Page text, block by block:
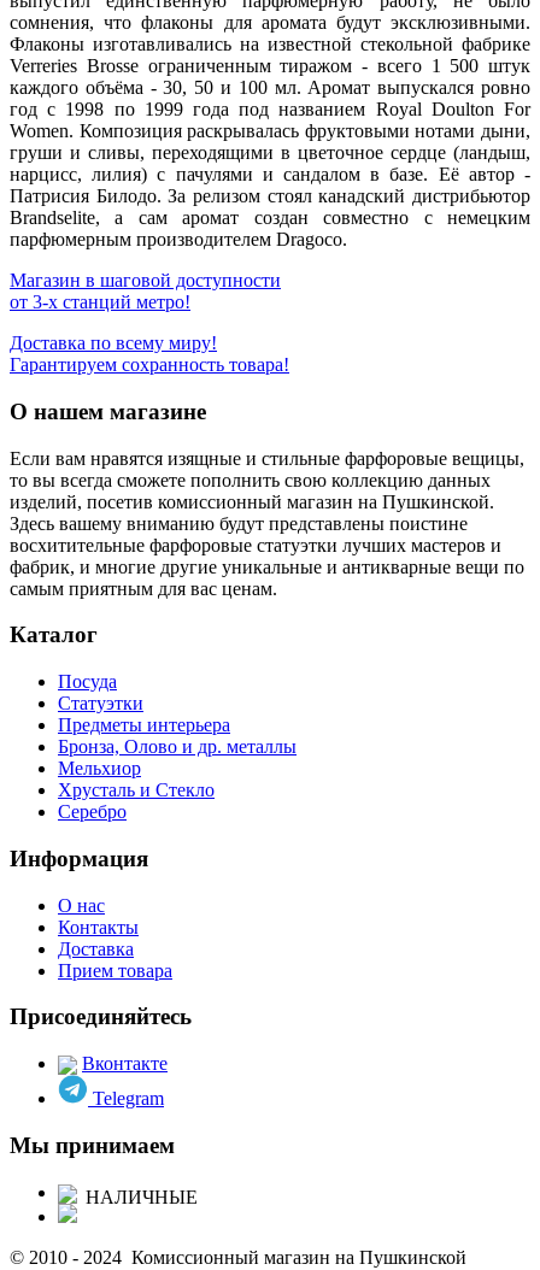
сомнения, что флаконы для аромата будут эксклюзивными.
Флаконы изготавливались на известной стекольной фабрике
Verreries Brosse ограниченным тиражом - всего 1 500 штук
каждого объёма - 30, 50 и 100 мл. Аромат выпускался ровно
год с 1998 по 1999 года под названием Royal Doulton For
Women. Композиция раскрывалась фруктовыми нотами дыни,
груши и сливы, переходящими в цветочное сердце (ландыш,
нарцисс, лилия) с пачулями и сандалом в базе. Её автор -
Патрисия Билодо. За релизом стоял канадский дистрибьютор
Brandselite, а сам аромат создан совместно с немецким
парфюмерным производителем Dragoco.
Магазин в шаговой доступности
от 3-х станций метро!
Доставка по всему миру!
Гарантируем сохранность товара!
О нашем магазине
Если вам нравятся изящные и стильные фарфоровые вещицы,
то вы всегда сможете пополнить свою коллекцию данных
изделий, посетив комиссионный магазин на Пушкинской.
Здесь вашему вниманию будут представлены поистине
восхитительные фарфоровые статуэтки лучших мастеров и
фабрик, и многие другие уникальные и антикварные вещи по
самым приятным для вас ценам.
Каталог
Посуда
Статуэтки
Предметы интерьера
Бронза, Олово и др. металлы
Мельхиор
Хрусталь и Стекло
Серебро
Информация
О нас
Контакты
Доставка
Прием товара
Присоединяйтесь
Вконтакте
Telegram
Мы принимаем
НАЛИЧНЫЕ
© 2010 - 2024 Комиссионный магазин на Пушкинской